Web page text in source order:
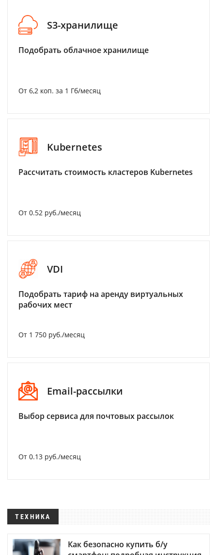
S3-хранилище
Подобрать облачное хранилище
От 6,2 коп. за 1 Гб/месяц
Kubernetes
Рассчитать стоимость кластеров Kubernetes
От 0.52 руб./месяц
VDI
Подобрать тариф на аренду виртуальных
рабочих мест
От 1 750 руб./месяц
Email-рассылки
Выбор сервиса для почтовых рассылок
От 0.13 руб./месяц
ТЕХНИКА
Как безопасно купить б/у